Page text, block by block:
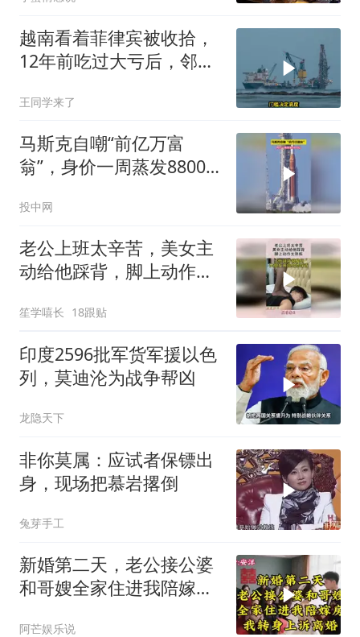
越南看着菲律宾被收拾，
12年前吃过大亏后，邻国
王同学来了
马斯克自嘲“前亿万富
翁”，身价一周蒸发8800
投中网
老公上班太辛苦，美女主
动给他踩背，脚上动作太
笙学嘻长 18跟贴
印度2596批军货军援以色
列，莫迪沦为战争帮凶
龙隐天下
非你莫属：应试者保镖出
身，现场把慕岩撂倒
兔芽手工
新婚第二天，老公接公婆
和哥嫂全家住进我陪嫁房
阿芒娱乐说